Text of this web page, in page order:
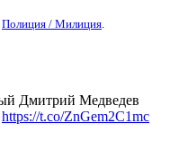
Полиция / Милиция
Дмитрий Медведев
https://t.co/ZnGem2C1mc